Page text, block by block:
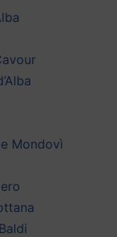
Mondovì